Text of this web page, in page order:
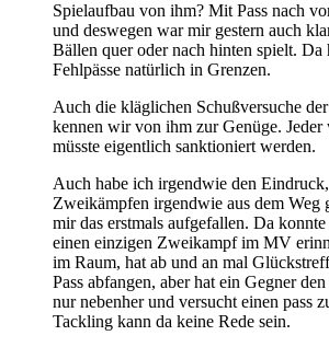
Spielaufbau von ihm? Mit Pass nach
und deswegen war mir gestern auch
Bällen quer oder nach hinten spielt. Da
Fehlpässe natürlich in Grenzen.
Auch die kläglichen Schußversuche
kennen wir von ihm zur Genüge. Jeder
müsste eigentlich sanktioniert werden.
Auch habe ich irgendwie den
Zweikämpfen irgendwie aus dem Weg
mir das erstmals aufgefallen. Da
einen einzigen Zweikampf im MV
im Raum, hat ab und an mal
Pass abfangen, aber hat ein Gegner
nur nebenher und versucht einen pass
Tackling kann da keine Rede sein.